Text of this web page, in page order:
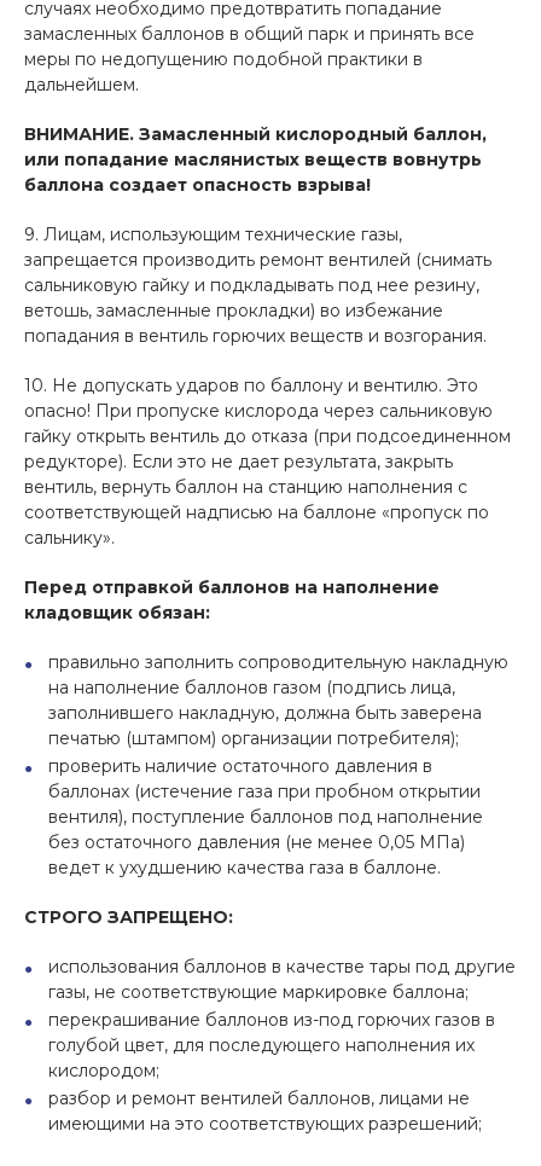
случаях необходимо предотвратить попадание
замасленных баллонов в общий парк и принять все
меры по недопущению подобной практики в
дальнейшем.
ВНИМАНИЕ. Замасленный кислородный баллон,
или попадание маслянистых веществ вовнутрь
баллона создает опасность взрыва!
9. Лицам, использующим технические газы,
запрещается производить ремонт вентилей (снимать
сальниковую гайку и подкладывать под нее резину,
ветошь, замасленные прокладки) во избежание
попадания в вентиль горючих веществ и возгорания.
10. Не допускать ударов по баллону и вентилю. Это
опасно! При пропуске кислорода через сальниковую
гайку открыть вентиль до отказа (при подсоединенном
редукторе). Если это не дает результата, закрыть
вентиль, вернуть баллон на станцию наполнения с
соответствующей надписью на баллоне «пропуск по
сальнику».
Перед отправкой баллонов на наполнение
кладовщик обязан:
правильно заполнить сопроводительную накладную
на наполнение баллонов газом (подпись лица,
заполнившего накладную, должна быть заверена
печатью (штампом) организации потребителя);
проверить наличие остаточного давления в
баллонах (истечение газа при пробном открытии
вентиля), поступление баллонов под наполнение
без остаточного давления (не менее 0,05 МПа)
ведет к ухудшению качества газа в баллоне.
СТРОГО ЗАПРЕЩЕНО:
использования баллонов в качестве тары под другие
газы, не соответствующие маркировке баллона;
перекрашивание баллонов из-под горючих газов в
голубой цвет, для последующего наполнения их
кислородом;
разбор и ремонт вентилей баллонов, лицами не
имеющими на это соответствующих разрешений;